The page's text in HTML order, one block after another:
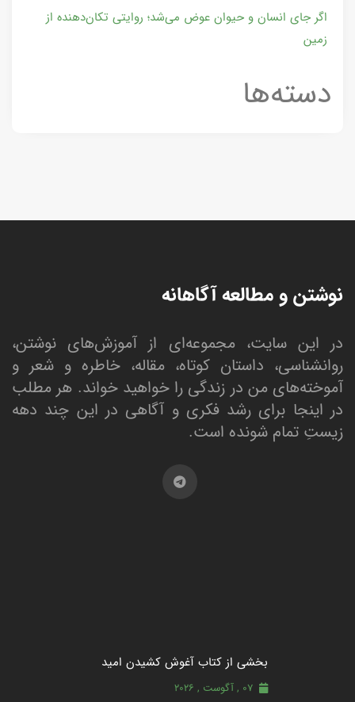
اگر جای انسان و حیوان عوض می‌شد؛ روایتی تکان‌دهنده از
زمین
دسته‌ها
نوشتن و مطالعه آگاهانه
در این سایت، مجموعه‌ای از آموزش‌های نوشتن،
روانشناسی، داستان کوتاه، مقاله، خاطره و شعر و
آموخته‌های من در زندگی را خواهید خواند. هر مطلب
در اینجا برای رشد فکری و آگاهی در این چند دهه
زیستِ تمام شونده است.
بخشی از کتاب آغوش کشیدن امید
07 , آگوست , 2026